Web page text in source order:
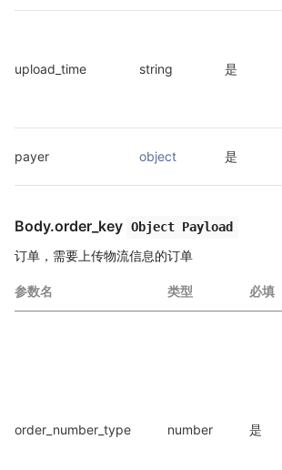
upload_time string 是
payer object 是
Body.order_key Object Payload
订单，需要上传物流信息的订单
参数名 类型 必填
order_number_type number 是